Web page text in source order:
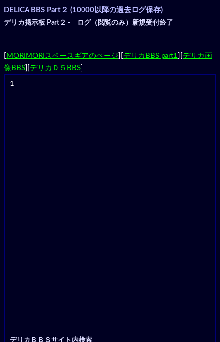
DELICA BBS Part２ (10000以降の過去ログ保存)
デリカ掲示板 Part２ - ログ（閲覧のみ）新規受付終了
MORIMORIスペースギアのページ デリカBBS part1
デリカ画
像BBS
デリカＤ５BBS
1
デリカＢＢＳサイト内検索